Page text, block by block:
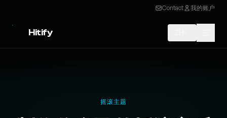
Contact 我的账户
Hitify
摇滚主题